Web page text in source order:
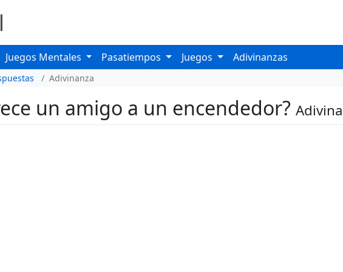
Juegos Mentales Pasatiempos Juegos Adivinanzas
Adivinanza
un amigo a un encendedor?